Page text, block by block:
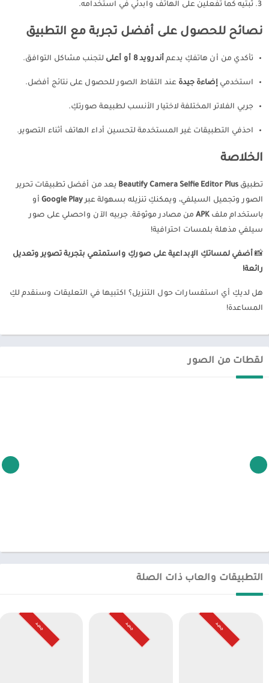
ثبتيه كما تفعلين على الهاتف وابدئي في استخدامه.
نصائح للحصول على أفضل تجربة مع التطبيق
تأكدي من أن هاتفكِ يدعم أندرويد 8 أو أعلى لتجنب مشاكل التوافق.
استخدمي إضاءة جيدة عند التقاط الصور للحصول على نتائج أفضل.
جربي الفلاتر المختلفة لاختيار الأنسب لطبيعة صورتكِ.
احذفي التطبيقات غير المستخدمة لتحسين أداء الهاتف أثناء التصوير.
الخلاصة
تطبيق Beautify Camera Selfie Editor Plus يعد من أفضل تطبيقات تحرير
الصور وتجميل السيلفي، ويمكنكِ تنزيله بسهولة عبرGoogle Play أو
باستخدام ملف APK من مصادر موثوقة. جربيه الآن واحصلي على صور
سيلفي مذهلة بلمسات احترافية!
📸 أضفي لمساتكِ الإبداعية على صوركِ واستمتعي بتجربة تصوير وتعديل
رائعة!
هل لديكِ أي استفسارات حول التنزيل؟ اكتبيها في التعليقات وسنقدم لكِ
المساعدة!
لقطات من الصور
التطبيقات والعاب ذات الصلة
جـديـد جـديـد جـديـد